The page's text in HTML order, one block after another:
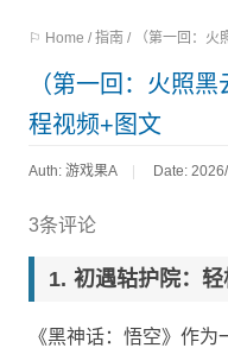
⚐ Home / 指南 / （第一回：
（第一回：火照
程视频+图文
Auth: 游戏果A Date:
3条评论
初遇轱护院：
《黑神话：悟空》作